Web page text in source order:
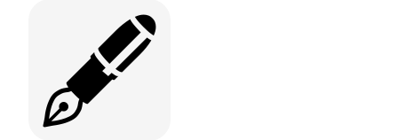
🖋️